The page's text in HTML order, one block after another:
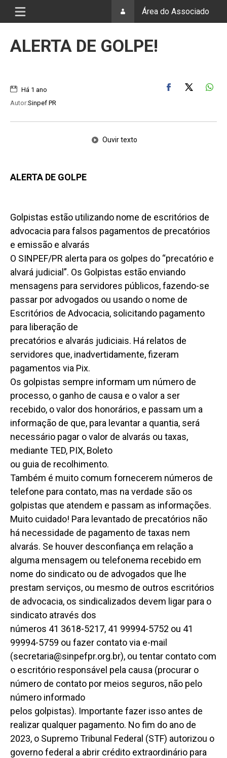
Área do Associado
ALERTA DE GOLPE!
Há 1 ano
Autor:Sinpef PR
Ouvir texto
ALERTA DE GOLPE
Golpistas estão utilizando nome de escritórios de
advocacia para falsos pagamentos de precatórios
e emissão e alvarás
O SINPEF/PR alerta para os golpes do “precatório e
alvará judicial”. Os Golpistas estão enviando
mensagens para servidores públicos, fazendo-se
passar por advogados ou usando o nome de
Escritórios de Advocacia, solicitando pagamento
para liberação de
precatórios e alvarás judiciais. Há relatos de
servidores que, inadvertidamente, fizeram
pagamentos via Pix.
Os golpistas sempre informam um número de
processo, o ganho de causa e o valor a ser
recebido, o valor dos honorários, e passam um a
informação de que, para levantar a quantia, será
necessário pagar o valor de alvarás ou taxas,
mediante TED, PIX, Boleto
ou guia de recolhimento.
Também é muito comum fornecerem números de
telefone para contato, mas na verdade são os
golpistas que atendem e passam as informações.
Muito cuidado! Para levantado de precatórios não
há necessidade de pagamento de taxas nem
alvarás. Se houver desconfiança em relação a
alguma mensagem ou telefonema recebido em
nome do sindicato ou de advogados que lhe
prestam serviços, ou mesmo de outros escritórios
de advocacia, os sindicalizados devem ligar para o
sindicato através dos
números 41 3618-5217, 41 99994-5752 ou 41
99994-5759 ou fazer contato via e-mail
(secretaria@sinpefpr.org.br), ou tentar contato com
o escritório responsável pela causa (procurar o
número de contato por meios seguros, não pelo
número informado
pelos golpistas). Importante fazer isso antes de
realizar qualquer pagamento. No fim do ano de
2023, o Supremo Tribunal Federal (STF) autorizou o
governo federal a abrir crédito extraordinário para